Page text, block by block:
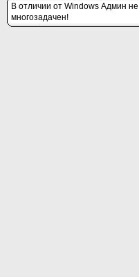
В отличии от Windows Админ не
многозадачен!